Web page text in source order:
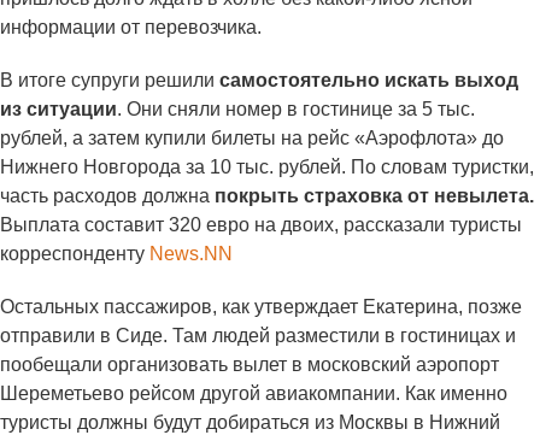
информации от перевозчика.
В итоге супруги решили самостоятельно искать выход
из ситуации. Они сняли номер в гостинице за 5 тыс.
рублей, а затем купили билеты на рейс «Аэрофлота» до
Нижнего Новгорода за 10 тыс. рублей. По словам туристки,
часть расходов должна покрыть страховка от невылета.
Выплата составит 320 евро на двоих, рассказали туристы
корреспонденту News.NN
Остальных пассажиров, как утверждает Екатерина, позже
отправили в Сиде. Там людей разместили в гостиницах и
пообещали организовать вылет в московский аэропорт
Шереметьево рейсом другой авиакомпании. Как именно
туристы должны будут добираться из Москвы в Нижний